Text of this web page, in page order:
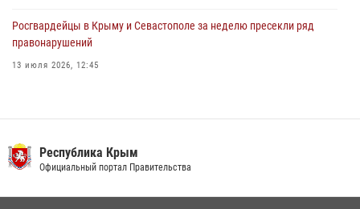
Росгвардейцы в Крыму и Севастополе за неделю пресекли ряд
правонарушений
13 июля 2026, 12:45
В Ялте росгвардейцы задержали подозреваемого в краже
Республика Крым
Официальный портал Правительства